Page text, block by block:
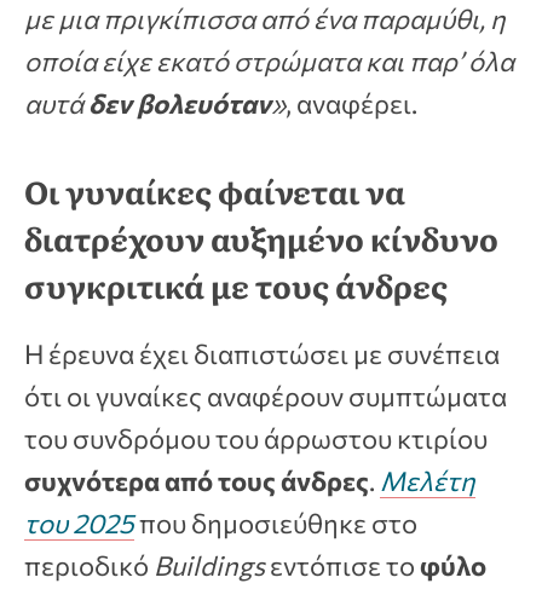
με μια πριγκίπισσα από ένα παραμύθι, η
οποία είχε εκατό στρώματα και παρ’ όλα
αυτάδεν βολευόταν», αναφέρει.
Οι γυναίκες φαίνεται να
διατρέχουν αυξημένο κίνδυνο
συγκριτικά με τους άνδρες
Η έρευνα έχει διαπιστώσει με συνέπεια
ότι οι γυναίκες αναφέρουν συμπτώματα
του συνδρόμου του άρρωστου κτιρίου
συχνότερα από τους άνδρες. Μελέτη
του 2025που δημοσιεύθηκε στο
περιοδικό Buildingsεντόπισε τοφύλο